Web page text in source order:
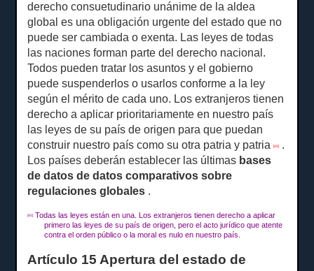
derecho consuetudinario unánime de la aldea
global es una obligación urgente del estado que no
puede ser cambiada o exenta. Las leyes de todas
las naciones forman parte del derecho nacional.
Todos pueden tratar los asuntos y el gobierno
puede suspenderlos o usarlos conforme a la ley
según el mérito de cada uno. Los extranjeros tienen
derecho a aplicar prioritariamente en nuestro país
las leyes de su país de origen para que puedan
construir nuestro país como su otra patria y patria[45]
.
Los países deberán establecer las últimas bases
de datos de datos comparativos sobre
regulaciones globales .
[45] Todas las leyes están en una.Los extranjeros tienen derecho a aplicar
primero las leyes de su país de origen, pero el acto jurídico que atente
contra el orden público o la moral es nulo en nuestro país.
Artículo 15 Apertura del estado de